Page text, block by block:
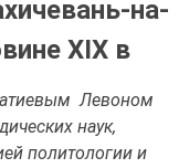
на-
XIX в
Левоном
наук,
политологии и